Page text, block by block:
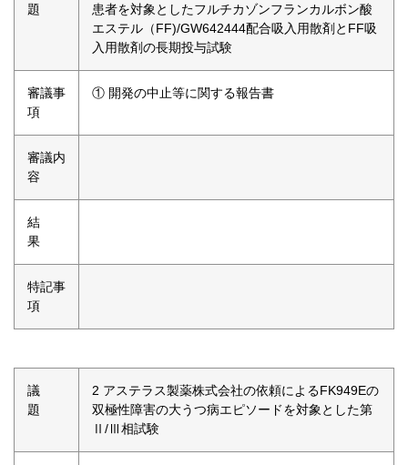
題
患者を対象としたフルチカゾンフランカルボン酸
エステル（FF)/GW642444配合吸入用散剤とFF吸
入用散剤の長期投与試験
審議事
項
① 開発の中止等に関する報告書
審議内
容
結
果
特記事
項
議
題
2 アステラス製薬株式会社の依頼によるFK949Eの
双極性障害の大うつ病エピソードを対象とした第
Ⅱ/Ⅲ相試験